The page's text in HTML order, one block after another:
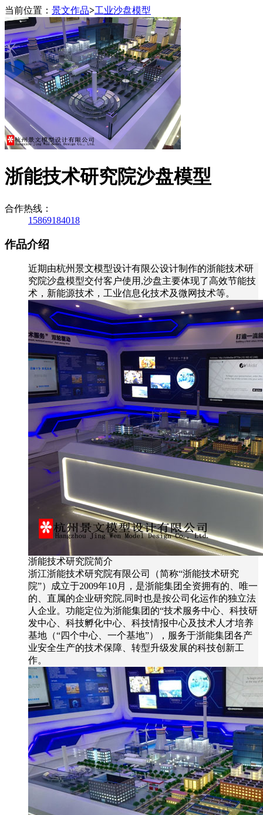
当前位置： 景文作品>工业沙盘模型
浙能技术研究院沙盘模型
合作热线：
15869184018
作品介绍
近期由杭州景文模型设计有限公设计制作的浙能技术研
究院沙盘模型交付客户使用,沙盘主要体现了高效节能技
术，新能源技术，工业信息化技术及微网技术等。
浙能技术研究院简介
浙江浙能技术研究院有限公司（简称“浙能技术研究
院”）成立于2009年10月，是浙能集团全资拥有的、唯一
的、直属的企业研究院,同时也是按公司化运作的独立法
人企业。功能定位为浙能集团的“技术服务中心、科技研
发中心、科技孵化中心、科技情报中心及技术人才培养
基地（“四个中心、一个基地”），服务于浙能集团各产
业安全生产的技术保障、转型升级发展的科技创新工
作。